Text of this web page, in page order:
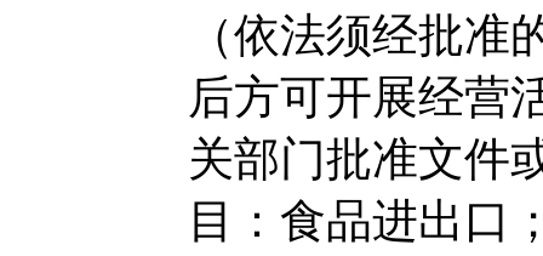
（依法须经批准
后方可开展经营
关部门批准文件
目：食品进出口